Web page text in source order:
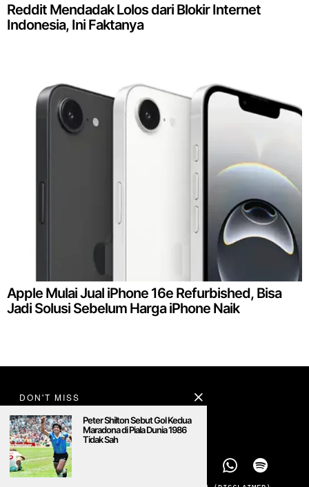
Reddit Mendadak Lolos dari Blokir Internet
Indonesia, Ini Faktanya
Apple Mulai Jual iPhone 16e Refurbished, Bisa
Jadi Solusi Sebelum Harga iPhone Naik
DON'T MISS
Peter Shilton Sebut Gol Kedua
Maradona di Piala Dunia 1986
Tidak Sah